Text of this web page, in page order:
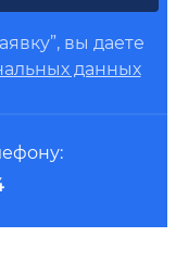
вы даете
данных